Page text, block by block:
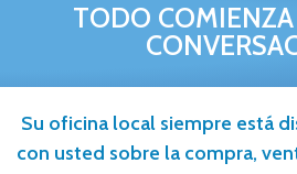
TODO
Su oficina local siempre está
con usted sobre la compra,